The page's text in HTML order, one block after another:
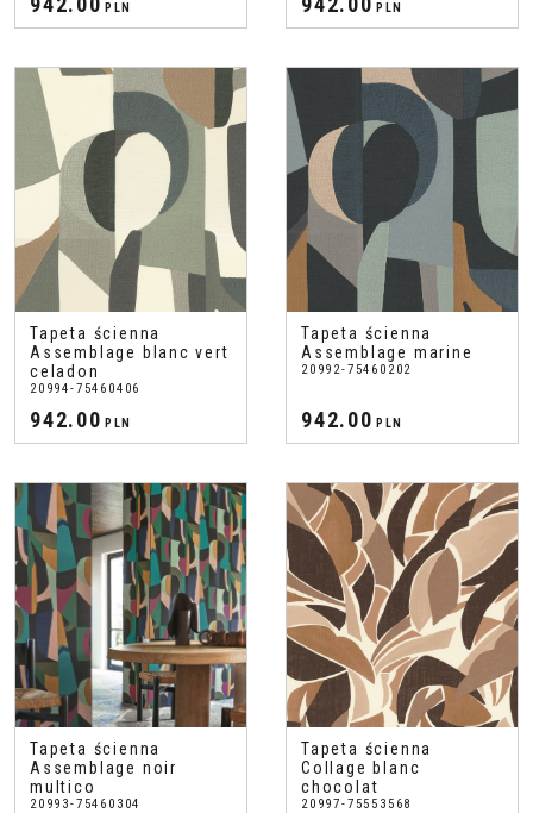
PLN PLN
Tapeta ścienna
Assemblage blanc vert
celadon
20994-75460406
942.00 PLN
Tapeta ścienna
Assemblage marine
20992-75460202
942.00 PLN
Tapeta ścienna
Assemblage noir
multico
20993-75460304
Tapeta ścienna
Collage blanc
chocolat
20997-75553568